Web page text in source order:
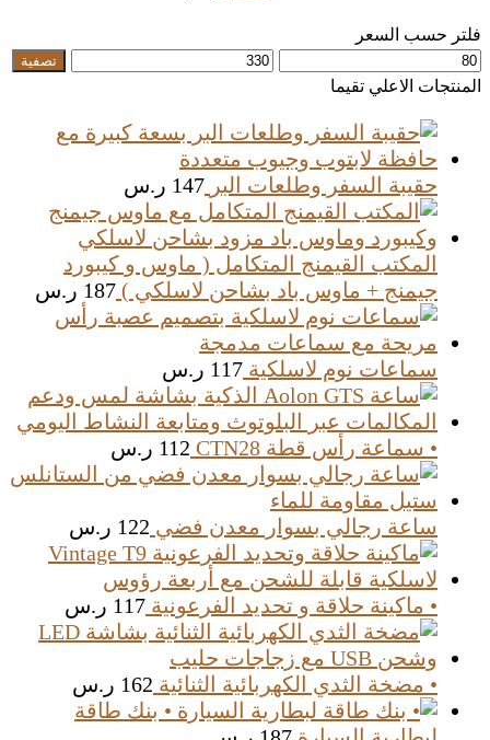
فلتر حسب السعر
أدنى
سعر
أعلى
تصفية
المنتجات الاعلي تقيما
حقيبة السفر وطلعات البر 147 ر.س
المكتب القيمنج المتكامل ( ماوس و كيبورد
جيمنج + ماوس باد بشاحن لاسلكي ) 187 ر.س
سماعات نوم لاسلكية 117 ر.س
• سماعة رأس قطة CTN28 112 ر.س
ساعة رجالي بسوار معدن فضي 122 ر.س
• ماكينة حلاقة و تحديد الفرعونية 117 ر.س
• مضخة الثدي الكهربائية الثنائية 162 ر.س
• بنك طاقة